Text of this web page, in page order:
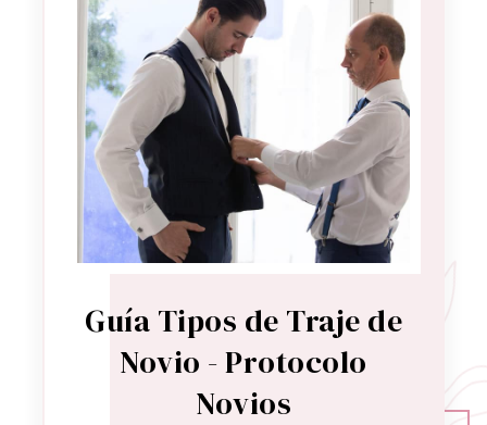
Guía Tipos de Traje de
Novio - Protocolo
Novios